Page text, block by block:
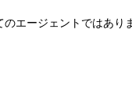
エージェントではあり